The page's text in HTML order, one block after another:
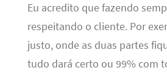
Eu acredito que fazendo
respeitando o cliente. Por
justo, onde as duas partes
tudo dará certo ou 99% com